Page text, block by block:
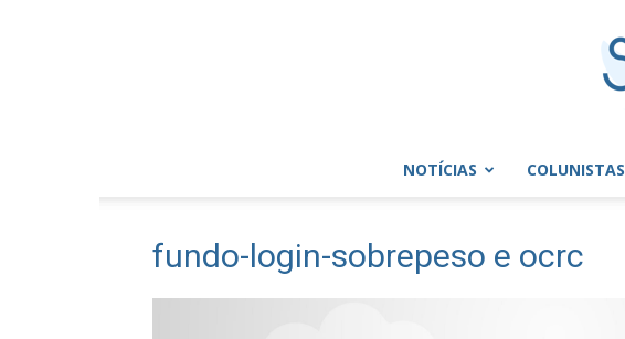
NOTÍCIAS COLUNISTAS
fundo-login-sobrepeso e ocrc